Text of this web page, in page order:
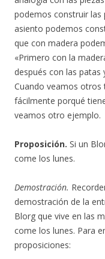
podemos construir las
asiento podemos
que con madera
«Primero con la
después con las patas
Cuando veamos otros
fácilmente porqué
veamos otro ejemplo.
Proposición. Si un
come los lunes.
Demostración.
demostración de la
Blorg que vive en las
come los lunes. Para
proposiciones: